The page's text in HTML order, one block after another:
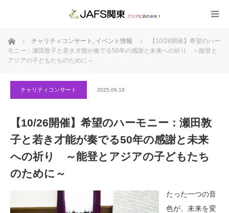
ホーム チャリティコンサート , イベント情報
【10/26開催】希望のハー
モニー：瀬田敦子と若き才能が奏でる50年の感謝と未来への祈り ～能登と
アジアの子どもたちのために～
チャリティコンサート 2025.06.19
【10/26開催】希望のハーモニー：瀬田敦
子と若き才能が奏でる50年の感謝と未来
への祈り ～能登とアジアの子どもたち
のために～
たった一つの音
色が、未来を変